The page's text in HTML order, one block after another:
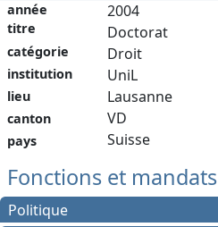
année
titre
catégorie
institution
lieu
canton
pays
2004
Doctorat
Droit
UniL
Lausanne
VD
Suisse
Fonctions et mandats
Politique